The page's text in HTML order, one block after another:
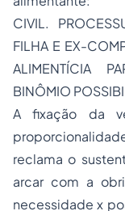
CIVIL.
FILHA E EX-
ALIMENTÍCIA
BINÔMIO
A fixação da
reclama o
arcar com a
necessidade x